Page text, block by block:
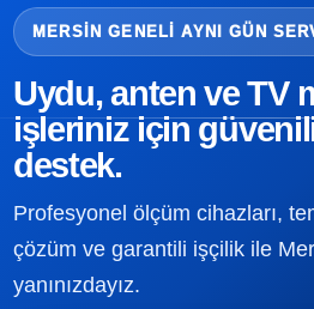
MERSIN GENELI AYNI GÜN
Uydu, anten ve TV
işleriniz için
destek.
Profesyonel ölçüm cihazları,
çözüm ve garantili işçilik ile
yanınızdayız.